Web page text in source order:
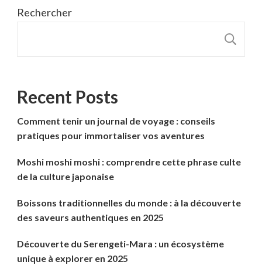
Rechercher
Recent Posts
Comment tenir un journal de voyage : conseils
pratiques pour immortaliser vos aventures
Moshi moshi moshi : comprendre cette phrase culte
de la culture japonaise
Boissons traditionnelles du monde : à la découverte
des saveurs authentiques en 2025
Découverte du Serengeti-Mara : un écosystème
unique à explorer en 2025